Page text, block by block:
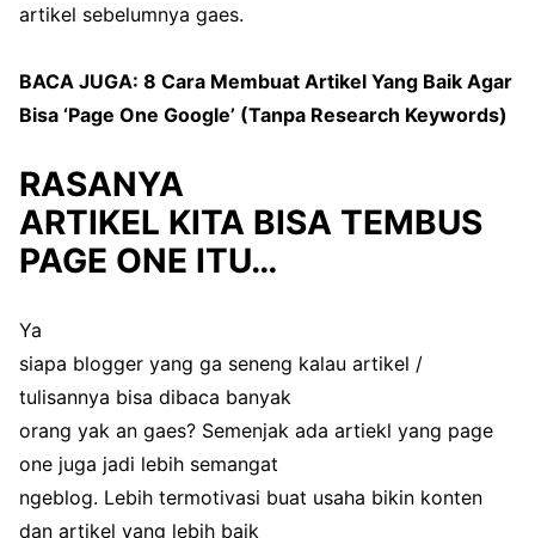
artikel sebelumnya gaes.
BACA JUGA: 8 Cara Membuat Artikel Yang Baik Agar
Bisa ‘Page One Google’ (Tanpa Research Keywords)
RASANYA
ARTIKEL KITA BISA TEMBUS
PAGE ONE ITU…
Ya
siapa blogger yang ga seneng kalau artikel /
tulisannya bisa dibaca banyak
orang yak an gaes? Semenjak ada artiekl yang page
one juga jadi lebih semangat
ngeblog. Lebih termotivasi buat usaha bikin konten
dan artikel yang lebih baik